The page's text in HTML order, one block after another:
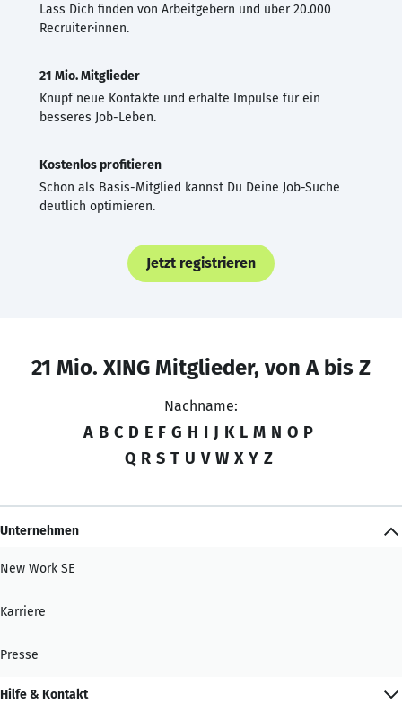
Lass Dich finden von Arbeitgebern und über 20.000
Recruiter·innen.
21 Mio. Mitglieder
Knüpf neue Kontakte und erhalte Impulse für ein
besseres Job-Leben.
Kostenlos profitieren
Schon als Basis-Mitglied kannst Du Deine Job-Suche
deutlich optimieren.
Jetzt registrieren
21 Mio. XING Mitglieder, von A bis Z
Nachname:
A B C D E F G H I J K L M N O P
Q R S T U V W X Y Z
Unternehmen
New Work SE
Karriere
Presse
Hilfe & Kontakt